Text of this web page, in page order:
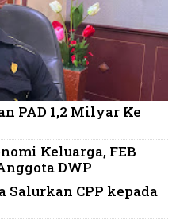
PAD 1,2 Milyar Ke
Keluarga, FEB
DWP
Salurkan CPP kepada